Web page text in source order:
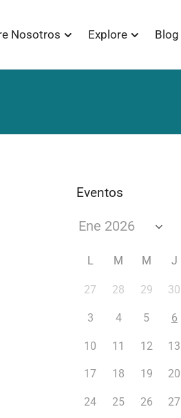
Nosotros Explore Blog
Eventos
L M M J
27 28 29 30
3 4 5 6
10 11 12 13
17 18 19 20
24 25 26 27